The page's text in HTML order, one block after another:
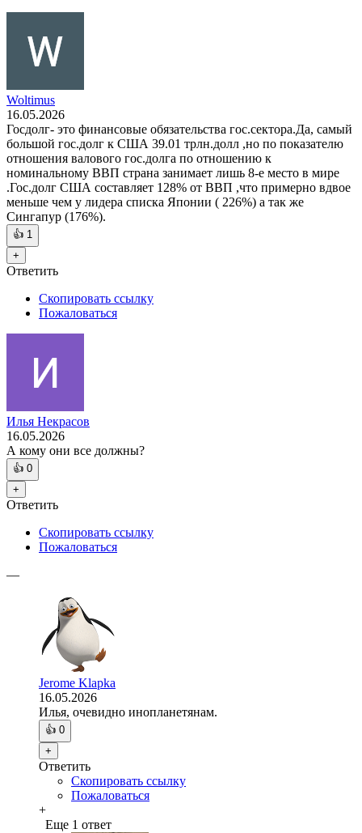
Woltimus
16.05.2026
Госдолг- это финансовые обязательства гос.сектора.Да, самый
большой гос.долг к США 39.01 трлн.долл ,но по показателю
отношения валового гос.долга по отношению к
номинальному ВВП страна занимает лишь 8-е место в мире
.Гос.долг США составляет 128% от ВВП ,что примерно вдвое
меньше чем у лидера списка Японии ( 226%) а так же
Сингапур (176%).
👍 1
+
Ответить
Скопировать ссылку
Пожаловаться
Илья Некрасов
16.05.2026
А кому они все должны?
👍 0
+
Ответить
Скопировать ссылку
Пожаловаться
—
Jerome Klapka
16.05.2026
Илья, очевидно инопланетянам.
👍 0
+
Ответить
Скопировать ссылку
Пожаловаться
+
Еще 1 ответ